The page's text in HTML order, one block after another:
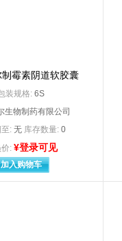
白云山汤阴东泰药业有限责
拜耳医药保健有限公司启东
宝鸡高盛医疗用品有限公司
保定华有医疗器械有限公司
北大医药股份有限公司
北京北陆药业股份有限公司
霉素阴道软胶囊
装规格: 6S
生物制药有限公司
: 无 库存数量: 0
: ¥登录可见
加入购物车